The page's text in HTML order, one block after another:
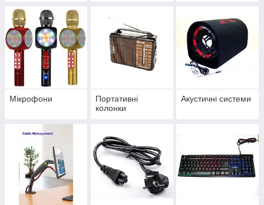
Мікрофони
Портативні
колонки
Акустичні системи